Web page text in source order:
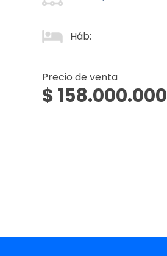
Háb:
Precio de venta
$ 158.000.000